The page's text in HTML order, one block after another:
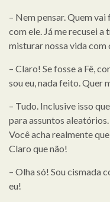
– Nem pensar. Quem
com ele. Já me recusei a
misturar nossa vida com
– Claro! Se fosse a Fê,
sou eu, nada feito. Quer
– Tudo. Inclusive isso
para assuntos
Você acha realmente
Claro que não!
– Olha só! Sou cismada
eu!